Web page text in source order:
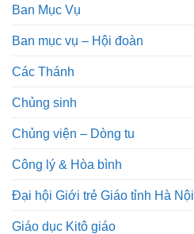
Ban Mục Vụ
Ban mục vụ – Hội đoàn
Các Thánh
Chủng sinh
Chủng viện – Dòng tu
Công lý & Hòa bình
Đại hội Giới trẻ Giáo tỉnh Hà Nội
Giáo dục Kitô giáo